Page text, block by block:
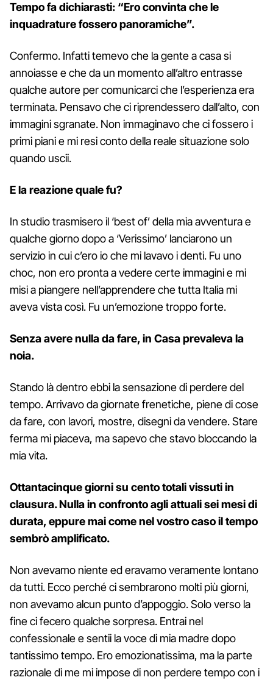
Tempo fa dichiarasti: “Ero convinta che le
inquadrature fossero panoramiche”.
Confermo. Infatti temevo che la gente a casa si
annoiasse e che da un momento all’altro entrasse
qualche autore per comunicarci che l’esperienza era
terminata. Pensavo che ci riprendessero dall’alto, con
immagini sgranate. Non immaginavo che ci fossero i
primi piani e mi resi conto della reale situazione solo
quando uscii.
E la reazione quale fu?
In studio trasmisero il ‘best of’ della mia avventura e
qualche giorno dopo a ‘Verissimo’ lanciarono un
servizio in cui c’ero io che mi lavavo i denti. Fu uno
choc, non ero pronta a vedere certe immagini e mi
misi a piangere nell’apprendere che tutta Italia mi
aveva vista così. Fu un’emozione troppo forte.
Senza avere nulla da fare, in Casa prevaleva la
noia.
Stando là dentro ebbi la sensazione di perdere del
tempo. Arrivavo da giornate frenetiche, piene di cose
da fare, con lavori, mostre, disegni da vendere. Stare
ferma mi piaceva, ma sapevo che stavo bloccando la
mia vita.
Ottantacinque giorni su cento totali vissuti in
clausura. Nulla in confronto agli attuali sei mesi di
durata, eppure mai come nel vostro caso il tempo
sembrò amplificato.
Non avevamo niente ed eravamo veramente lontano
da tutti. Ecco perché ci sembrarono molti più giorni,
non avevamo alcun punto d’appoggio. Solo verso la
fine ci fecero qualche sorpresa. Entrai nel
confessionale e sentii la voce di mia madre dopo
tantissimo tempo. Ero emozionatissima, ma la parte
razionale di me mi impose di non perdere tempo con i